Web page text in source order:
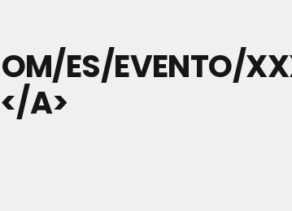
ES/EVENTO/
A>